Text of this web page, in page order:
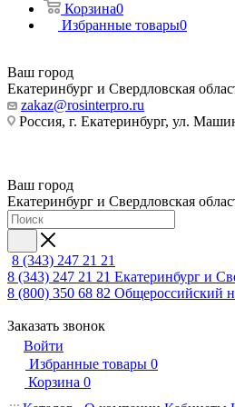
Корзина0
Избранные товары0
Ваш город
Екатеринбург и Свердловская
zakaz@rosinterpro.ru
Россия, г. Екатеринбург, ул.
Ваш город
Екатеринбург и Свердловская
8 (343) 247 21 21
8 (343) 247 21 21 Екатеринбург и
8 (800) 350 68 82 Общероссийский
Заказать звонок
Войти
Избранные товары 0
Корзина 0